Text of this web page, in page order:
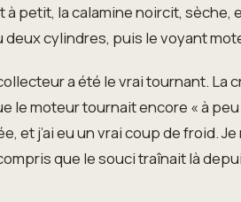
petit, la calamine noircit, sèche,
deux cylindres, puis le voyant
a été le vrai tournant.
le moteur tournait encore « à
et j’ai eu un vrai coup de froid.
que le souci traînait là